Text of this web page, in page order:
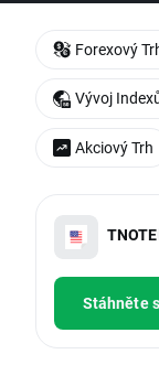
TNOTE
Stáhněte
Forexový
Vývoj
Akciový Trh